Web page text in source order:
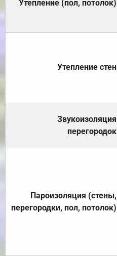
Утепление (пол, потолок)
Утепление стен
Звукоизоляция
перегородок
Пароизоляция (стены,
перегородки, пол, потолок)